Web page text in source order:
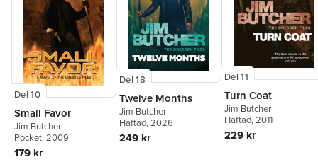
Del 10
Small Favor
Jim Butcher
Pocket, 2009
179 kr
Del 18
Twelve Months
Jim Butcher
Häftad, 2026
249 kr
Del 11
Turn Coat
Jim Butcher
Häftad, 2011
229 kr